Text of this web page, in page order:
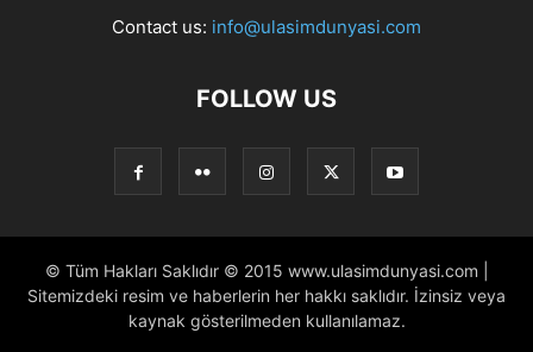
Contact us: info@ulasimdunyasi.com
FOLLOW US
© Tüm Hakları Saklıdır © 2015 www.ulasimdunyasi.com |
Sitemizdeki resim ve haberlerin her hakkı saklıdır. İzinsiz veya
kaynak gösterilmeden kullanılamaz.